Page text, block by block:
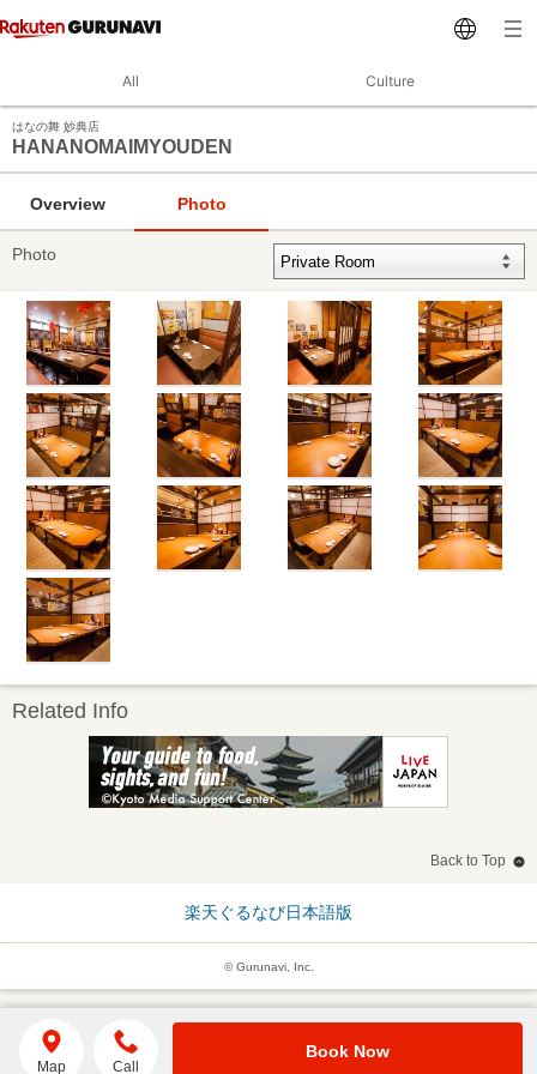
All Culture
はなの舞 妙典店
HANANOMAIMYOUDEN
Overview Photo
Photo
Related Info
Back to Top
楽天ぐるなび日本語版
© Gurunavi, Inc.
Map Call
Book Now